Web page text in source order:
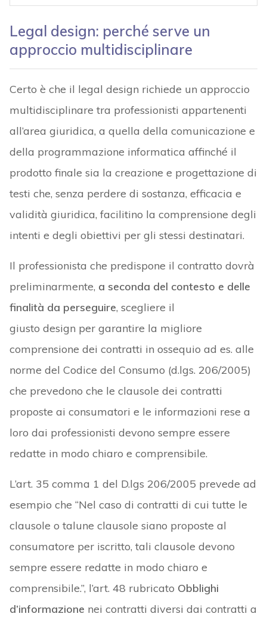
Legal design: perché serve un
approccio multidisciplinare
Certo è che il legal design richiede un approccio
multidisciplinare tra professionisti appartenenti
all’area giuridica, a quella della comunicazione e
della programmazione informatica affinché il
prodotto finale sia la creazione e progettazione di
testi che, senza perdere di sostanza, efficacia e
validità giuridica, facilitino la comprensione degli
intenti e degli obiettivi per gli stessi destinatari.
Il professionista che predispone il contratto dovrà
preliminarmente, a seconda del contesto e delle
finalità da perseguire, scegliere il
giusto design per garantire la migliore
comprensione dei contratti in ossequio ad es. alle
norme del Codice del Consumo (d.lgs. 206/2005)
che prevedono che le clausole dei contratti
proposte ai consumatori e le informazioni rese a
loro dai professionisti devono sempre essere
redatte in modo chiaro e comprensibile.
L’art. 35 comma 1 del D.lgs 206/2005 prevede ad
esempio che “Nel caso di contratti di cui tutte le
clausole o talune clausole siano proposte al
consumatore per iscritto, tali clausole devono
sempre essere redatte in modo chiaro e
comprensibile.”, l’art. 48 rubricato Obblighi
d’informazione nei contratti diversi dai contratti a